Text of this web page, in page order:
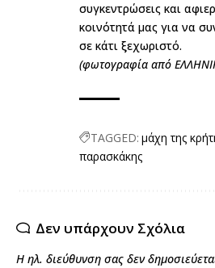
συγκεντρώσεις και
κοινότητά μας για να
σε κάτι ξεχωριστό.
(φωτογραφία από
TAGGED: μάχη της
παρασκάκης
Δεν υπάρχουν Σχόλια
Η ηλ. διεύθυνση σας δεν